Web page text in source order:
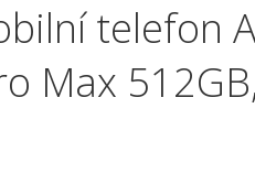
telefon
Max